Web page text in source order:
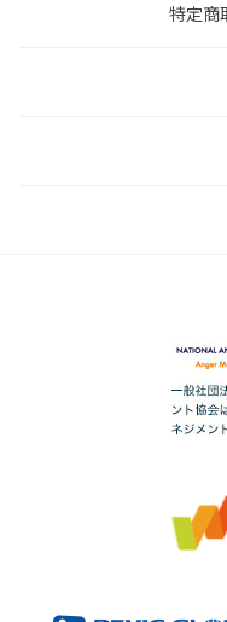
特定商